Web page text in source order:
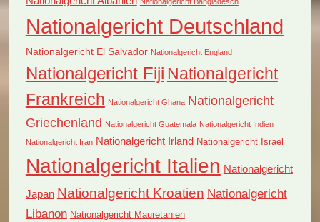
Nationalgericht Bangladesch
Nationalgericht Deutschland
Nationalgericht El Salvador Nationalgericht England
Nationalgericht Fiji Nationalgericht
Frankreich Nationalgericht Ghana Nationalgericht
Griechenland Nationalgericht Guatemala Nationalgericht Indien
Nationalgericht Iran Nationalgericht Irland Nationalgericht Israel
Nationalgericht Italien Nationalgericht
Japan Nationalgericht Kroatien Nationalgericht
Libanon Nationalgericht Mauretanien